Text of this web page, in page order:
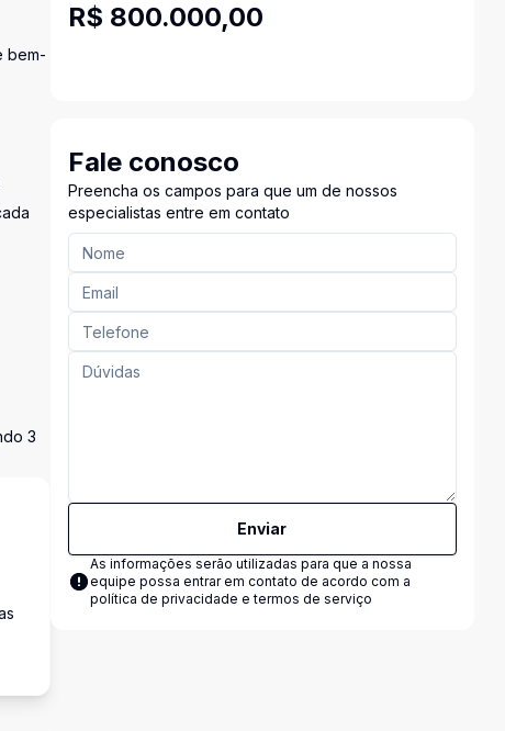
bem-
3
s
R$ 800.000,00
Fale conosco
Preencha os campos para que um de nossos
especialistas entre em contato
Enviar
As informações serão utilizadas para que a nossa
equipe possa entrar em contato de acordo com a
política de privacidade e termos de serviço